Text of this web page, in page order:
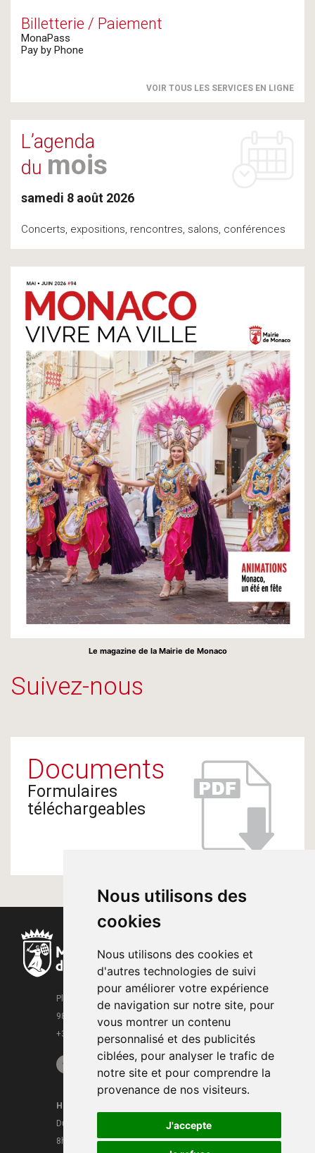
Nous utilisons des
cookies
Nous utilisons des cookies et
d'autres technologies de suivi
pour améliorer votre expérience
de navigation sur notre site, pour
vous montrer un contenu
personnalisé et des publicités
ciblées, pour analyser le trafic de
notre site et pour comprendre la
provenance de nos visiteurs.
J'accepte
Billetterie / Paiement
MonaPass
Pay by Phone
VOIR TOUS LES SERVICES EN LIGNE
L’agenda
du mois
samedi 8 août 2026
Concerts, expositions, rencontres, salons, conférences
Le magazine de la Mairie de Monaco
Suivez-nous
Place de la Mairie
98000 Monaco
+377 93 15 28 63
Horaires
Du lundi au vendredi
8h30 - 16h
Mentions légales
CGU